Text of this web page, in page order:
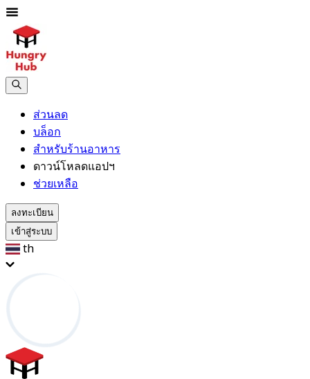
ส่วนลด
บล็อก
สำหรับร้านอาหาร
ดาวน์โหลดแอปฯ
ช่วยเหลือ
ลงทะเบียน
เข้าสู่ระบบ
th